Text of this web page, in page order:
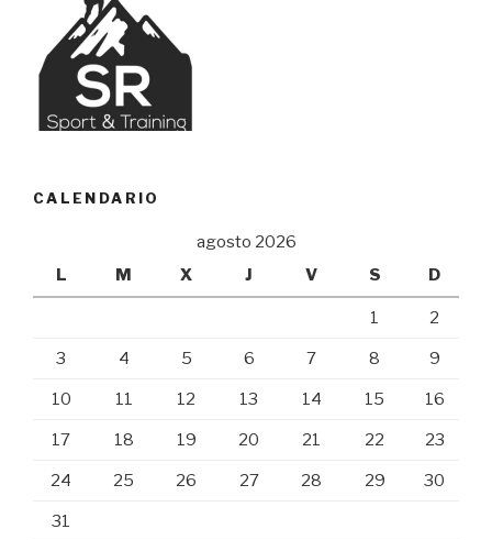
CALENDARIO
agosto 2026
L
M X J V S D
1 2
3 4 5 6 7 8 9
10 11 12 13 14 15 16
17 18 19 20 21 22 23
24 25 26 27 28 29 30
31